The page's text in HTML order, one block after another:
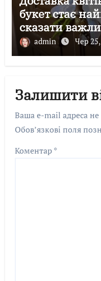
букет стає
сказати
admin Чер
Залишити
Ваша e-mail адреса
Обов’язкові поля
Коментар*